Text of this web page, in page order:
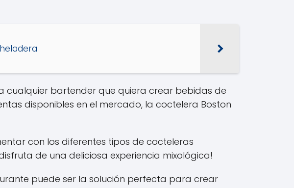
cualquier bartender que quiera crear bebidas de
disponibles en el mercado, la coctelera Boston
con los diferentes tipos de cocteleras
de una deliciosa experiencia mixológica!
puede ser la solución perfecta para crear